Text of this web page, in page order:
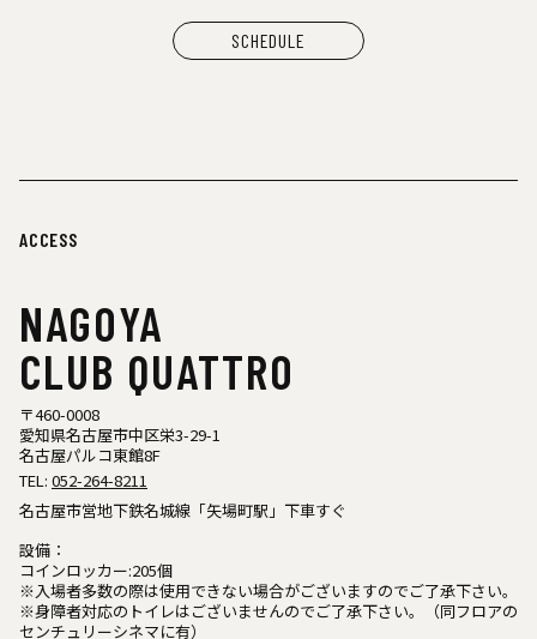
SCHEDULE
ACCESS
NAGOYA
CLUB QUATTRO
〒460-0008
愛知県名古屋市中区栄3-29-1
名古屋パルコ東館8F
TEL: 052-264-8211
名古屋市営地下鉄名城線「矢場町駅」下車すぐ
設備：
コインロッカー:205個
※入場者多数の際は使用できない場合がございますのでご了承下さい。
※身障者対応のトイレはございませんのでご了承下さい。（同フロアの
センチュリーシネマに有）